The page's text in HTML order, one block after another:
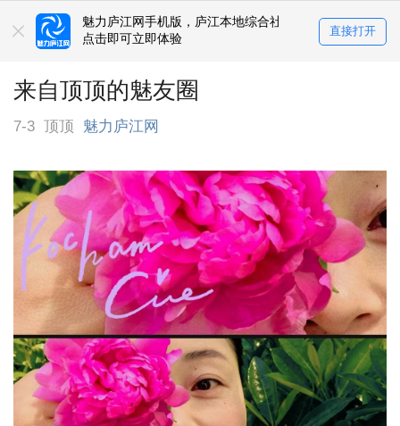
魅力庐江网手机版，庐江本地综合社区
点击即可立即体验
直接打开
来自顶顶的魅友圈
7-3 顶顶 魅力庐江网